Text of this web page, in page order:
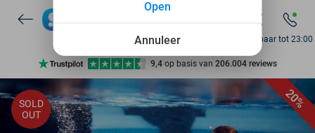
7 dagen per week beschikbaar
10+ miljoen leden
9,4 op basis van 206.004 reviews
7 dagen per week beschikbaar
Bereikbaar tot 23:00
20%
SOLD
OUT
Annuleer
Open